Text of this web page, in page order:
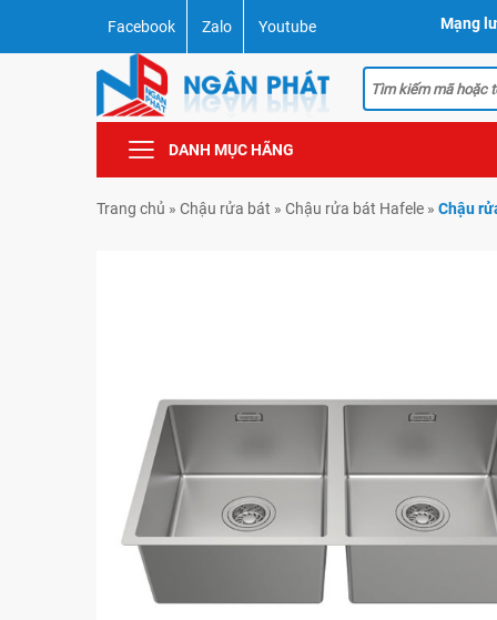
Facebook Zalo Youtube Mạng
DANH MỤC HÃNG
Trang chủ » Chậu rửa bát » Chậu rửa bát Hafele » Chậu